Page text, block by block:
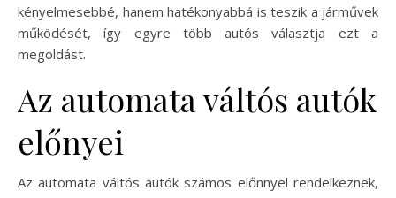
kényelmesebbé, hanem hatékonyabbá is teszik a járművek
működését, így egyre több autós választja ezt a
megoldást.
Az automata váltós autók
előnyei
Az automata váltós autók számos előnnyel rendelkeznek,